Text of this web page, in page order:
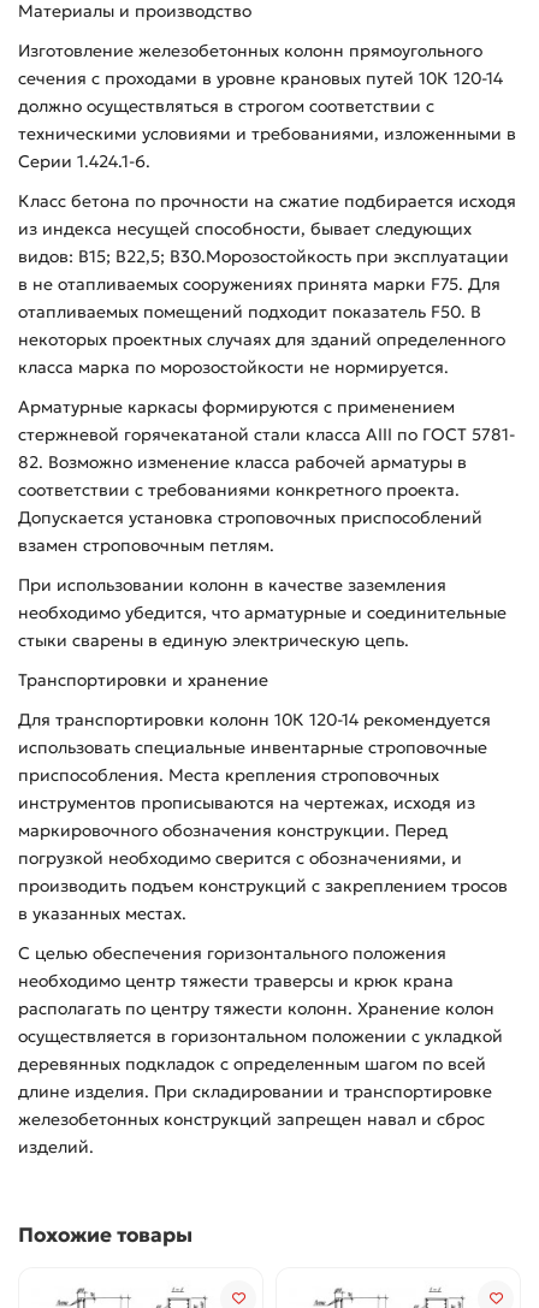
Материалы и производство
Изготовление железобетонных колонн прямоугольного
сечения с проходами в уровне крановых путей 10К 120-14
должно осуществляться в строгом соответствии с
техническими условиями и требованиями, изложенными в
Серии 1.424.1-6.
Класс бетона по прочности на сжатие подбирается исходя
из индекса несущей способности, бывает следующих
видов: В15; В22,5; В30.Морозостойкость при эксплуатации
в не отапливаемых сооружениях принята марки F75. Для
отапливаемых помещений подходит показатель F50. В
некоторых проектных случаях для зданий определенного
класса марка по морозостойкости не нормируется.
Арматурные каркасы формируются с применением
стержневой горячекатаной стали класса AIII по ГОСТ 5781-
82. Возможно изменение класса рабочей арматуры в
соответствии с требованиями конкретного проекта.
Допускается установка строповочных приспособлений
взамен строповочным петлям.
При использовании колонн в качестве заземления
необходимо убедится, что арматурные и соединительные
стыки сварены в единую электрическую цепь.
Транспортировки и хранение
Для транспортировки колонн 10К 120-14 рекомендуется
использовать специальные инвентарные строповочные
приспособления. Места крепления строповочных
инструментов прописываются на чертежах, исходя из
маркировочного обозначения конструкции. Перед
погрузкой необходимо сверится с обозначениями, и
производить подъем конструкций с закреплением тросов
в указанных местах.
С целью обеспечения горизонтального положения
необходимо центр тяжести траверсы и крюк крана
располагать по центру тяжести колонн. Хранение колон
осуществляется в горизонтальном положении с укладкой
деревянных подкладок с определенным шагом по всей
длине изделия. При складировании и транспортировке
железобетонных конструкций запрещен навал и сброс
изделий.
Похожие товары